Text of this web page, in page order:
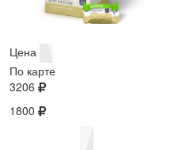
Цена
По карте
3206
1800